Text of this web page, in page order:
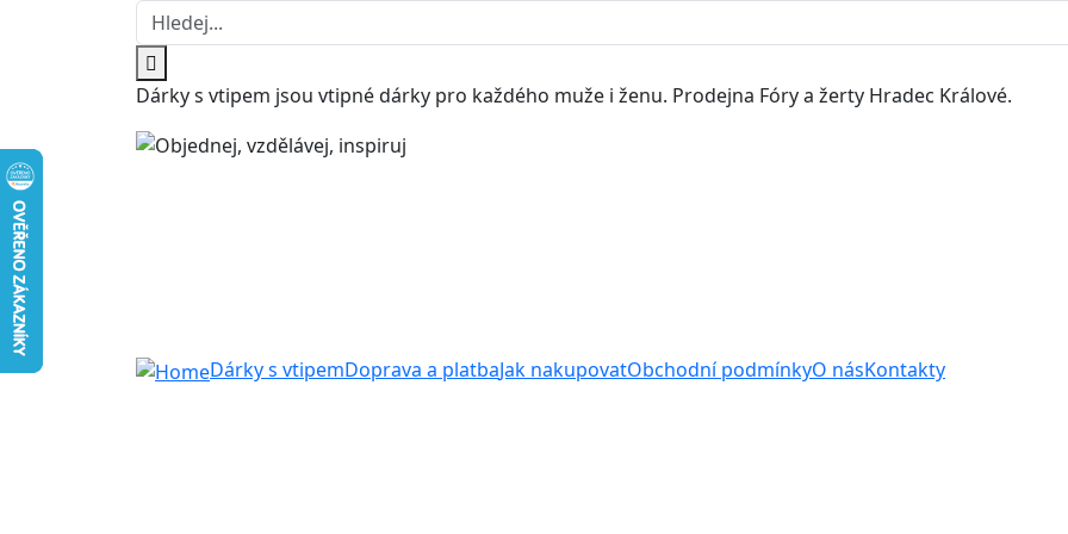
Dárky s vtipem jsou vtipné dárky pro každého muže i ženu. Prodejna Fóry a žerty Hradec Králové.
Dárky s vtipemDoprava a platbaJak nakupovatObchodní podmínkyO násKontakty